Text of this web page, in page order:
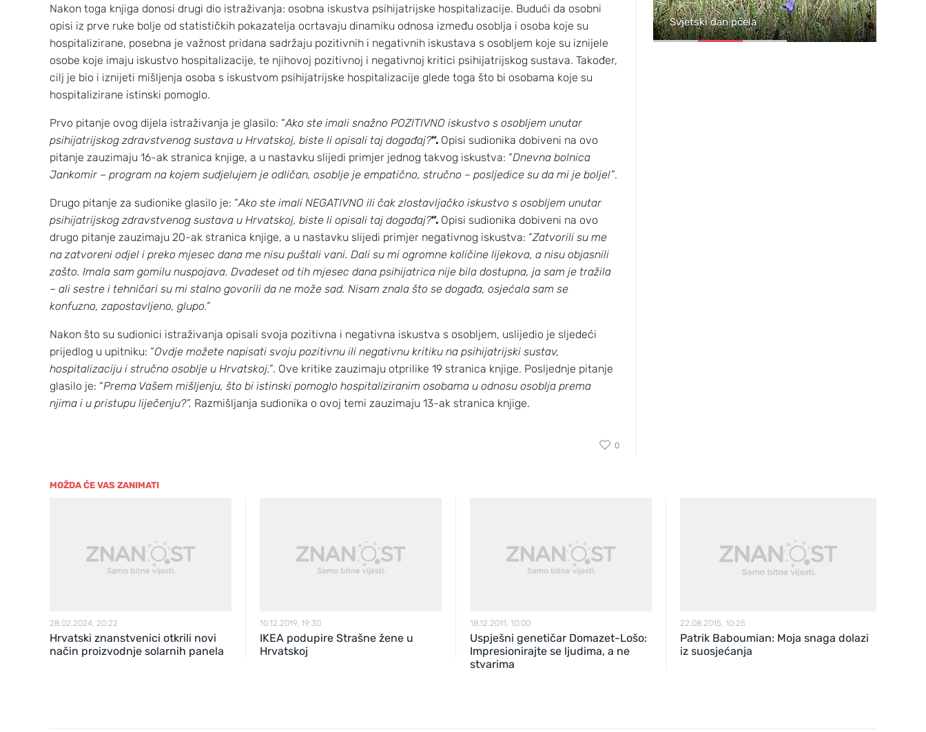
Nakon toga knjiga donosi drugi dio istraživanja: osobna iskustva psihijatrijske hospitalizacije. Budući da osobni
opisi iz prve ruke bolje od statističkih pokazatelja ocrtavaju dinamiku odnosa između osoblja i osoba koje su
hospitalizirane, posebna je važnost pridana sadržaju pozitivnih i negativnih iskustava s osobljem koje su iznijele
osobe koje imaju iskustvo hospitalizacije, te njihovoj pozitivnoj i negativnoj kritici psihijatrijskog sustava. Također,
cilj je bio i iznijeti mišljenja osoba s iskustvom psihijatrijske hospitalizacije glede toga što bi osobama koje su
hospitalizirane istinski pomoglo.
Prvo pitanje ovog dijela istraživanja je glasilo: “Ako ste imali snažno POZITIVNO iskustvo s osobljem unutar
psihijatrijskog zdravstvenog sustava u Hrvatskoj, biste li opisali taj događaj?”. Opisi sudionika dobiveni na ovo
pitanje zauzimaju 16-ak stranica knjige, a u nastavku slijedi primjer jednog takvog iskustva: “Dnevna bolnica
Jankomir – program na kojem sudjelujem je odličan, osoblje je empatično, stručno – posljedice su da mi je bolje!”.
Drugo pitanje za sudionike glasilo je: “Ako ste imali NEGATIVNO ili čak zlostavljačko iskustvo s osobljem unutar
psihijatrijskog zdravstvenog sustava u Hrvatskoj, biste li opisali taj događaj?”. Opisi sudionika dobiveni na ovo
drugo pitanje zauzimaju 20-ak stranica knjige, a u nastavku slijedi primjer negativnog iskustva: “Zatvorili su me
na zatvoreni odjel i preko mjesec dana me nisu puštali vani. Dali su mi ogromne količine lijekova, a nisu objasnili
zašto. Imala sam gomilu nuspojava. Dvadeset od tih mjesec dana psihijatrica nije bila dostupna, ja sam je tražila
– ali sestre i tehničari su mi stalno govorili da ne može sad. Nisam znala što se događa, osjećala sam se
konfuzno, zapostavljeno, glupo.”
Nakon što su sudionici istraživanja opisali svoja pozitivna i negativna iskustva s osobljem, uslijedio je sljedeći
prijedlog u upitniku: “Ovdje možete napisati svoju pozitivnu ili negativnu kritiku na psihijatrijski sustav,
hospitalizaciju i stručno osoblje u Hrvatskoj.”. Ove kritike zauzimaju otprilike 19 stranica knjige. Posljednje pitanje
glasilo je: “Prema Vašem mišljenju, što bi istinski pomoglo hospitaliziranim osobama u odnosu osoblja prema
njima i u pristupu liječenju?”. Razmišljanja sudionika o ovoj temi zauzimaju 13-ak stranica knjige.
0
Wild Croatia Nove slike prekrasnih obližnjih galaksija Svjetski dan pčela
3
MOŽDA ĆE VAS ZANIMATI
28.02.2024, 20:22
Hrvatski znanstvenici otkrili novi
način proizvodnje solarnih panela
10.12.2019, 19:30
IKEA podupire Strašne žene u
Hrvatskoj
18.12.2011, 10:00
Uspješni genetičar Domazet-Lošo:
Impresionirajte se ljudima, a ne
stvarima
22.08.2015, 10:25
Patrik Baboumian: Moja snaga dolazi
iz suosjećanja